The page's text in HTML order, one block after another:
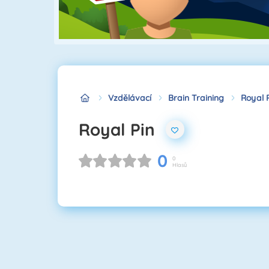
Vzdělávací Brain Training Royal
Royal Pin
0
0
Hlasů